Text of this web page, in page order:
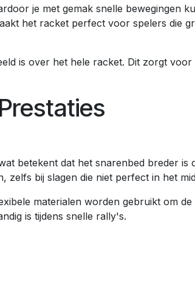
je met gemak snelle bewegingen
het racket perfect voor spelers die
is over het hele racket. Dit zorgt
betekent dat het snarenbed breder is
bij slagen die niet perfect in het
materialen worden gebruikt om
is tijdens snelle rally's.